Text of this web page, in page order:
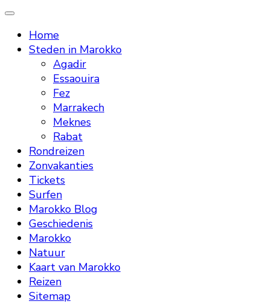
Home
Steden in Marokko
Agadir
Essaouira
Fez
Marrakech
Meknes
Rabat
Rondreizen
Zonvakanties
Tickets
Surfen
Marokko Blog
Geschiedenis
Marokko
Natuur
Kaart van Marokko
Reizen
Sitemap